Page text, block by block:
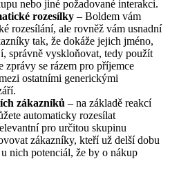
nebo jiné požadované interakci.
rozesílky – Boldem vám
rozesílání, ale rovněž vám usnadní
tak, že dokáže jejich jméno,
správně vyskloňovat, tedy použít
zprávy se rázem pro příjemce
ostatními generickými
zákazníků – na základě reakcí
automaticky rozesílat
pro určitou skupinu
zákazníky, kteří už delší dobu
nich potenciál, že by o nákup